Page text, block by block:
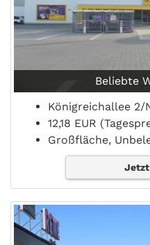
Beliebte
Königreichallee 2/
12,18 EUR
Großfläche,